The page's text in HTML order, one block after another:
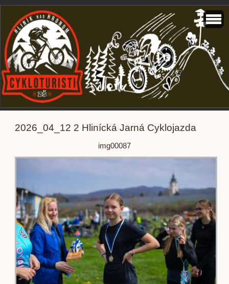
2026_04_12 2 Hlinícká Jarná Cyklojazda
img00087